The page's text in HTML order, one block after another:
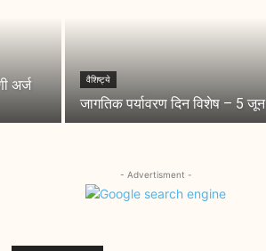
अर्ज
वैशिष्ट्ये
जागतिक पर्यावरण दिन विशेष – 5 जून
- Advertisment -